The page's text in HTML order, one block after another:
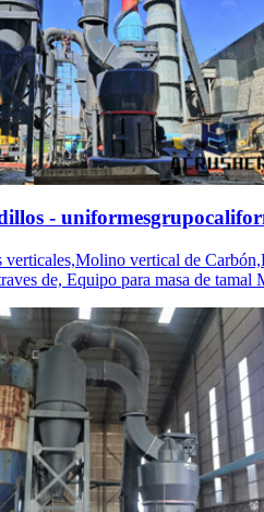
-
vertical de
de, Equipo para masa de